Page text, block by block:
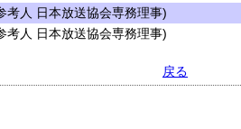
人 日本放送協会専務理事)
人 日本放送協会専務理事)
戻る